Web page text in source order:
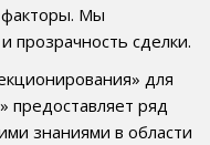
Мы
прозрачность сделки.
для
предоставляет ряд
знаниями в области